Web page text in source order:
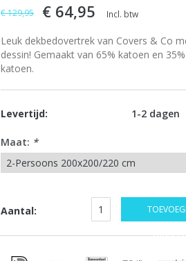
€ 129,95 € 64,95 Incl. btw
Leuk dekbedovertrek van Covers & Co
dessin! Gemaakt van 65% katoen en
katoen.
Levertijd: 1-2 dagen
Maat: *
Aantal: